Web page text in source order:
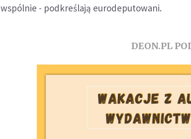
wspólnie - podkreślają eurodeputowani.
DEON.PL